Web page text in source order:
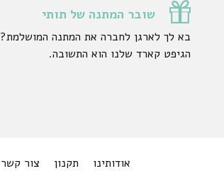
שובר המתנה של תותי
בא לך לארגן לחברה את המתנה המושלמת?
הגיפט קארד שלנו הוא התשובה.
אודותינו תקנון צור קשר